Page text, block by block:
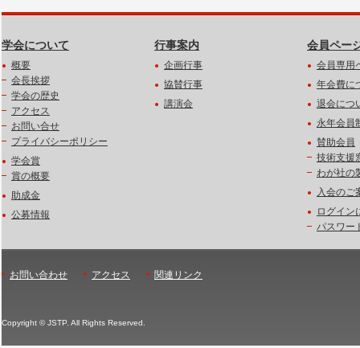
学会について
概要
会長挨拶
学会の歴史
アクセス
お問い合せ
プライバシーポリシー
学会賞
賞の概要
助成金
公募情報
行事案内
企画行事
協賛行事
講演会
会員ペー
会員専用
年会費に
退会につ
永年会員
賛助会員
技術支援
わが社の
入会のご
ログイン
パスワー
お問い合わせ アクセス 関連リンク
Copyright © JSTP. All Rights Reserved.